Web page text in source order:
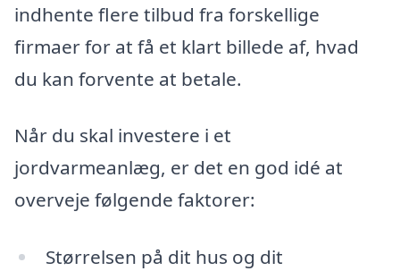
indhente flere tilbud fra forskellige
firmaer for at få et klart billede af, hvad
du kan forvente at betale.
Når du skal investere i et
jordvarmeanlæg, er det en god idé at
overveje følgende faktorer:
Størrelsen på dit hus og dit